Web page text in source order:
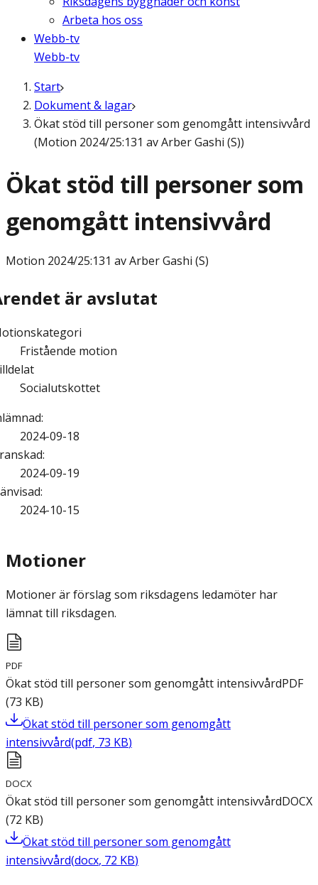
Arbeta hos oss
Webb-tv
Webb-tv
Start
Dokument & lagar
Ökat stöd till personer som genomgått intensivvård
(Motion 2024/25:131 av Arber Gashi (S))
Ökat stöd till personer som
genomgått intensivvård
Motion 2024/25:131 av Arber Gashi (S)
är avslutat
Fristående motion
Socialutskottet
:
2024-09-18
:
2024-09-19
:
2024-10-15
Motioner
Motioner är förslag som riksdagens ledamöter har
lämnat till riksdagen.
PDF
Ökat stöd till personer som genomgått intensivvårdPDF
(73 KB)
Ökat stöd till personer som genomgått
intensivvård(pdf, 73 KB)
DOCX
Ökat stöd till personer som genomgått intensivvårdDOCX
(72 KB)
Ökat stöd till personer som genomgått
intensivvård(docx, 72 KB)